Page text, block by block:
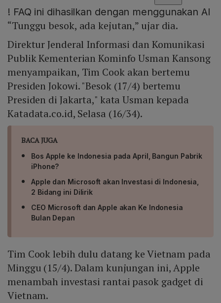
! FAQ ini dihasilkan dengan menggunakan AI
“Tunggu besok, ada kejutan,” ujar dia.
Direktur Jenderal Informasi dan Komunikasi
Publik Kementerian Kominfo Usman Kansong
menyampaikan, Tim Cook akan bertemu
Presiden Jokowi. "Besok (17/4) bertemu
Presiden di Jakarta," kata Usman kepada
Katadata.co.id, Selasa (16/34).
BACA JUGA
Bos Apple ke Indonesia pada April, Bangun Pabrik
iPhone?
Apple dan Microsoft akan Investasi di Indonesia,
2 Bidang ini Dilirik
CEO Microsoft dan Apple akan Ke Indonesia
Bulan Depan
Tim Cook lebih dulu datang ke Vietnam pada
Minggu (15/4). Dalam kunjungan ini, Apple
menambah investasi rantai pasok gadget di
Vietnam.